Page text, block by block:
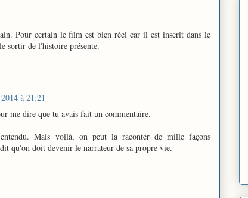
Pour certain le film est bien réel car il est inscrit dans le
sortir de l'histoire présente.
à 21:21
me dire que tu avais fait un commentaire.
Mais voilà, on peut la raconter de mille façons
qu'on doit devenir le narrateur de sa propre vie.